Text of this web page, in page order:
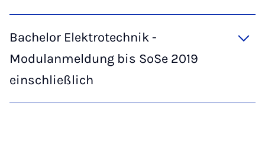
Bachelor Elektrotechnik -
Modulanmeldung bis SoSe 2019
einschließlich